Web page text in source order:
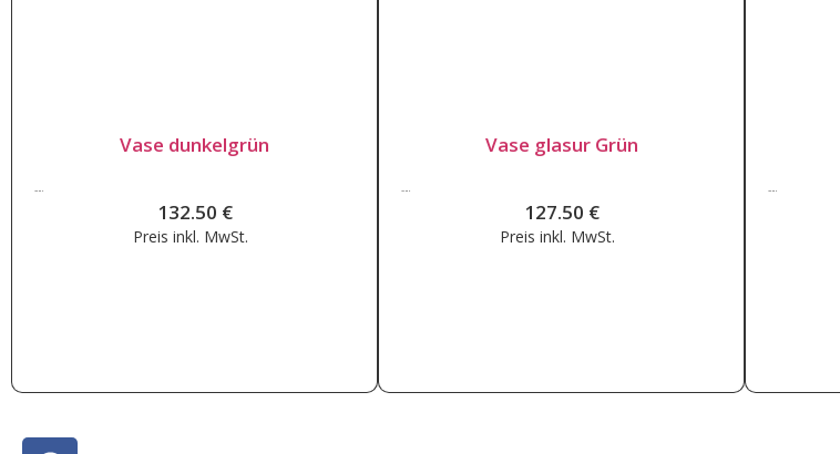
Vase dunkelgrün
132.50 €
132.50 €
Preis inkl. MwSt.
Vase glasur Grün
127.50 €
127.50 €
Preis inkl. MwSt.
132.50 €